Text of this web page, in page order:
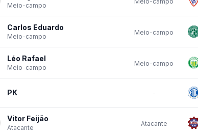
Meio-campo
Carlos Eduardo
Meio-campo
Meio-campo
Léo Rafael
Meio-campo
Meio-campo
PK -
Vitor Feijão
Atacante
Atacante